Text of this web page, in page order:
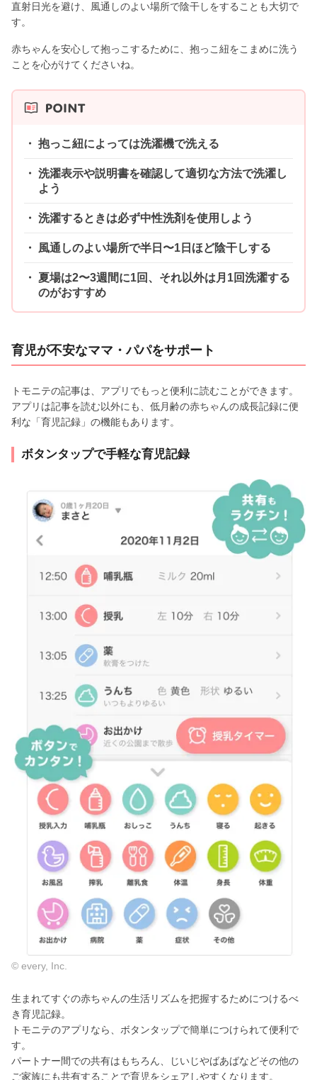
直射日光を避け、風通しのよい場所で陰干しをすることも大切で
す。
赤ちゃんを安心して抱っこするために、抱っこ紐をこまめに洗う
ことを心がけてくださいね。
抱っこ紐によっては洗濯機で洗える
洗濯表示や説明書を確認して適切な方法で洗濯し
よう
洗濯するときは必ず中性洗剤を使用しよう
風通しのよい場所で半日〜1日ほど陰干しする
夏場は2〜3週間に1回、それ以外は月1回洗濯する
のがおすすめ
育児が不安なママ・パパをサポート
トモニテの記事は、アプリでもっと便利に読むことができます。
アプリは記事を読む以外にも、低月齢の赤ちゃんの成長記録に便
利な「育児記録」の機能もあります。
ボタンタップで手軽な育児記録
© every, Inc.
生まれてすぐの赤ちゃんの生活リズムを把握するためにつけるべ
き育児記録。
トモニテのアプリなら、ボタンタップで簡単につけられて便利で
す。
パートナー間での共有はもちろん、じいじやばあばなどその他の
ご家族にも共有することで育児をシェアしやすくなります。